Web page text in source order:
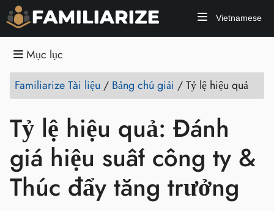
Vietnamese
Mục lục
Familiarize Tài liệu / Bảng chú giải /Tỷ lệ hiệu quả
Tỷ lệ hiệu quả: Đánh
giá hiệu suất công ty &
Thúc đẩy tăng trưởng